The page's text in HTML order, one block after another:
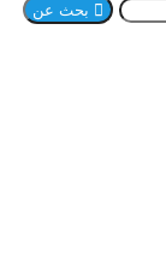
بحث عن